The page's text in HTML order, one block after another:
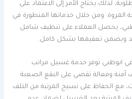
لذلك يحتاج الأمر إلى الاعتماد على
ومن خلال خدماتها المتطورة في
يحصل العملاء على تنظيف شامل
ويضمن تعقيمها بشكل كامل.
ابوظبي توفر خدمة غسيل مراتب
آمنة وفعالة تقضي على البقع الصعبة
مع الحفاظ على نسيج المرتبة من التلف.